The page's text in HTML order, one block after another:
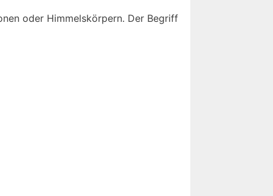
oder Himmelskörpern. Der Begriff